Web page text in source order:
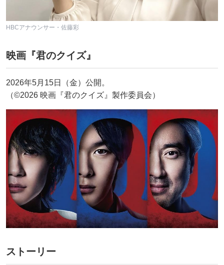
HBCアナウンサー・佐藤彩
映画『君のクイズ』
2026年5月15日（金）公開。
（©2026 映画『君のクイズ』製作委員会）
ストーリー